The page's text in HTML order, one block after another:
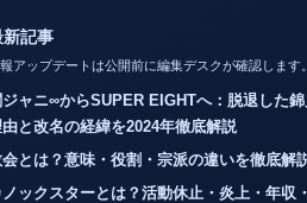
新記事
アップデートは公開前に編集デスクが確認します。
ジャニ∞からSUPER EIGHTへ：脱退した
と改名の経緯を2024年徹底解説
会とは？意味・役割・宗派の違いを徹底解
ノックスターとは？活動休止・炎上・年収